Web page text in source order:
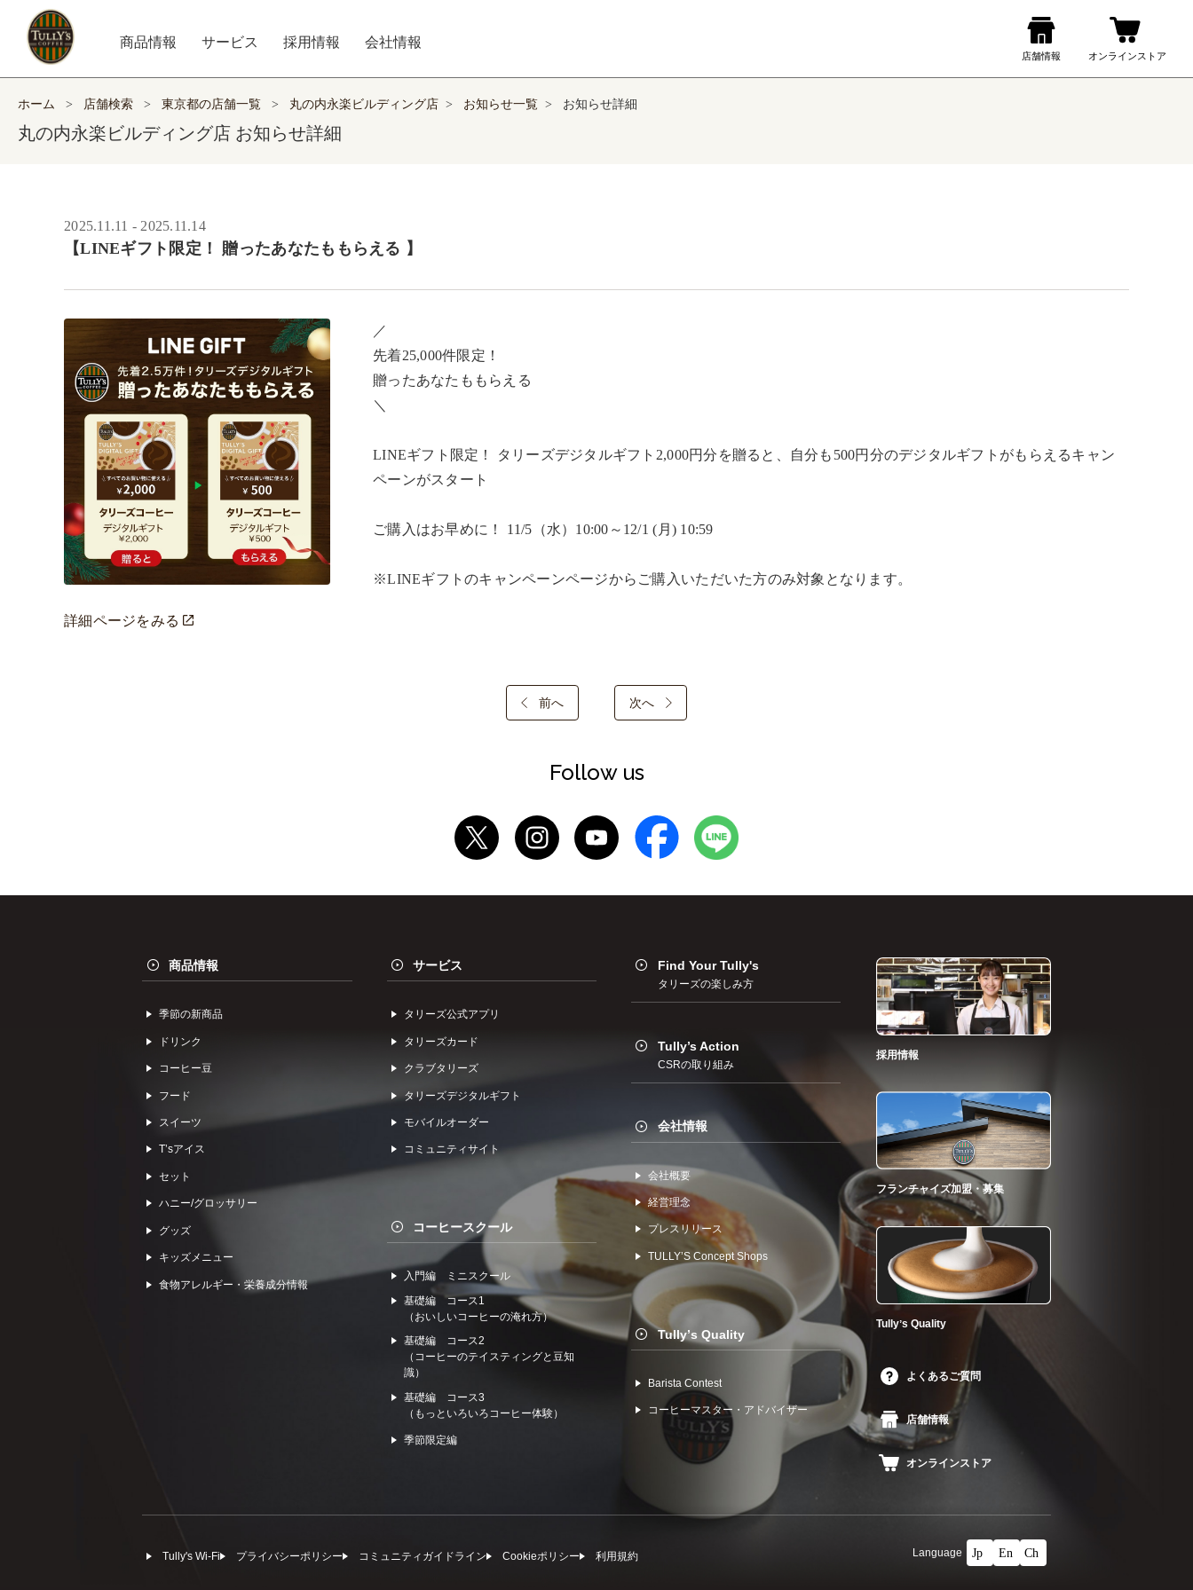
商品情報 サービス 採用情報 会社情報
ホーム > 店舗検索 > 東京都の店舗一覧 > 丸の内永楽ビルディング店 > お知らせ一覧 > お知らせ詳細
丸の内永楽ビルディング店 お知らせ詳細
2025.11.11 - 2025.11.14
【LINEギフト限定！ 贈ったあなたももらえる ​】
詳細ページをみる
／ ​
先着25,000件限定！​
贈ったあなたももらえる ​
＼ ​
LINEギフト限定！ タリーズデジタルギフト2,000円分を贈ると、自分も500円分のデジタルギフトがもらえるキャン
ペーンがスタート​
ご購入はお早めに！ 11/5（水）10:00～12/1 (月) 10:59​
※LINEギフトのキャンペーンページからご購入いただいた方のみ対象となります。​
前へ 次へ
Follow us
商品情報
季節の新商品
ドリンク
コーヒー⾖
フード
スイーツ
Tʼsアイス
セット
ハニー/グロッサリー
グッズ
キッズメニュー
食物アレルギー・栄養成分情報
サービス
タリーズ公式アプリ
タリーズカード
クラブタリーズ
タリーズデジタルギフト
モバイルオーダー
コミュニティサイト
コーヒースクール
入門編 ミニスクール
基礎編 コース1
（おいしいコーヒーの淹れ方）
基礎編 コース2
（コーヒーのテイスティングと豆知
識）
基礎編 コース3
（もっといろいろコーヒー体験）
季節限定編
Find Your Tully's
タリーズの楽しみ方
Tully’s Action
CSRの取り組み
会社情報
会社概要
経営理念
プレスリリース
TULLYʼS Concept Shops
Tullyʼs Quality
Barista Contest
コーヒーマスター・アドバイザー
採用情報
フランチャイズ加盟・募集
Tullyʼs Quality
よくあるご質問
店舗情報
オンラインストア
Tully's Wi-Fi プライバシーポリシー コミュニティガイドライン Cookieポリシー 利⽤規約 Language